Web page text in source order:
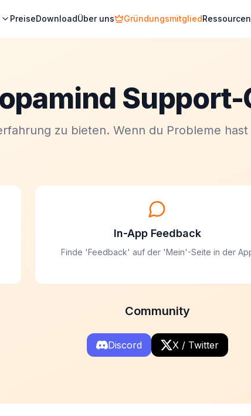
PreiseDownloadÜber uns GründungsmitgliedRessourcen
zu bieten. Wenn du Probleme
In-App Feedback
Finde 'Feedback' auf der 'Mein'-Seite in der
Community
Discord X / Twitter